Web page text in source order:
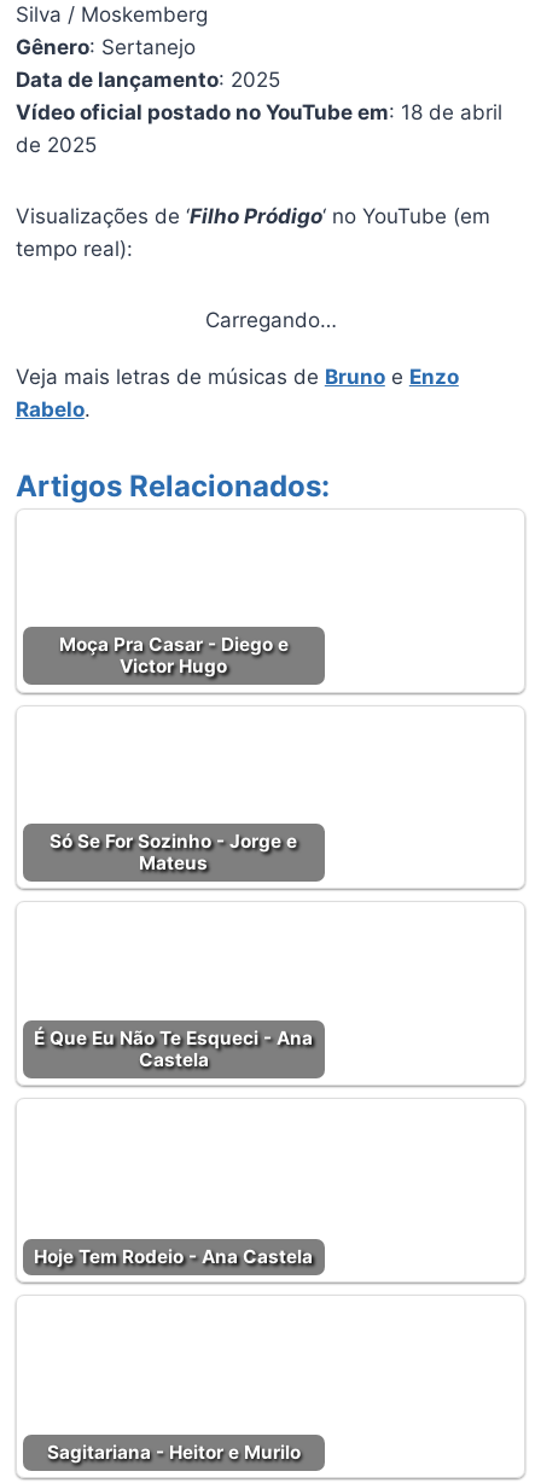
Silva / Moskemberg
Gênero: Sertanejo
Data de lançamento: 2025
Vídeo oficial postado no YouTube em: 18 de abril
de 2025
Visualizações de ‘Filho Pródigo‘ no YouTube (em
tempo real):
Carregando…
Veja mais letras de músicas de Brunoe Enzo
Rabelo.
Artigos Relacionados:
Moça Pra Casar - Diego e
Victor Hugo
Só Se For Sozinho - Jorge e
Mateus
É Que Eu Não Te Esqueci - Ana
Castela
Hoje Tem Rodeio - Ana Castela
Sagitariana - Heitor e Murilo